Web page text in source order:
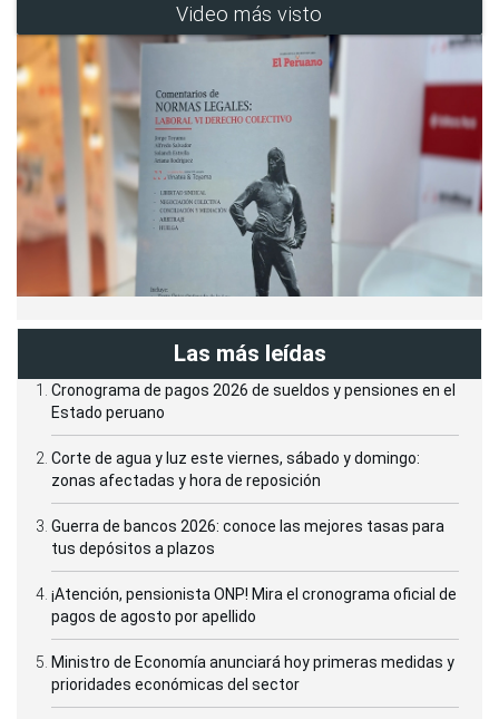
Video más visto
Las más leídas
Cronograma de pagos 2026 de sueldos y pensiones en el
Estado peruano
Corte de agua y luz este viernes, sábado y domingo:
zonas afectadas y hora de reposición
Guerra de bancos 2026: conoce las mejores tasas para
tus depósitos a plazos
¡Atención, pensionista ONP! Mira el cronograma oficial de
pagos de agosto por apellido
Ministro de Economía anunciará hoy primeras medidas y
prioridades económicas del sector